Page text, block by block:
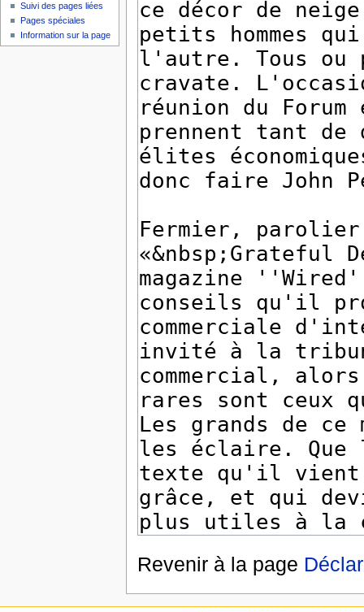
Revenir à la page
Suivi des pages liées
Pages spéciales
Information sur la page